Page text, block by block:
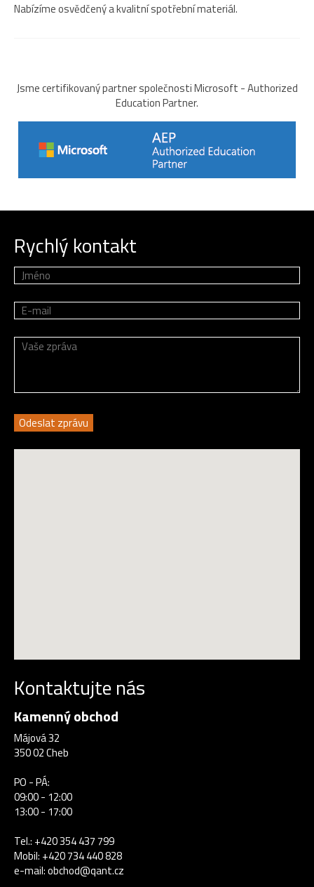
Nabízíme osvědčený a kvalitní spotřební materiál.
Jsme certifikovaný partner společnosti Microsoft - Authorized
Education Partner.
Rychlý kontakt
Kontaktujte nás
Kamenný obchod
Májová 32
350 02 Cheb
PO - PÁ:
09:00 - 12:00
13:00 - 17:00
Tel.: +420 354 437 799
Mobil: +420 734 440 828
e-mail:obchod@qant.cz